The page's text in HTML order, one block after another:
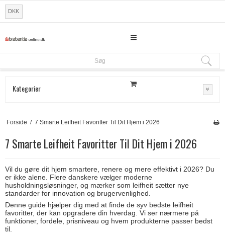
DKK
Søg
Kategorier
Forside / 7 Smarte Leifheit Favoritter Til Dit Hjem i 2026
7 Smarte Leifheit Favoritter Til Dit Hjem i 2026
Vil du gøre dit hjem smartere, renere og mere effektivt i 2026? Du
er ikke alene. Flere danskere vælger moderne
husholdningsløsninger, og mærker som leifheit sætter nye
standarder for innovation og brugervenlighed.
Denne guide hjælper dig med at finde de syv bedste leifheit
favoritter, der kan opgradere din hverdag. Vi ser nærmere på
funktioner, fordele, prisniveau og hvem produkterne passer bedst
til.